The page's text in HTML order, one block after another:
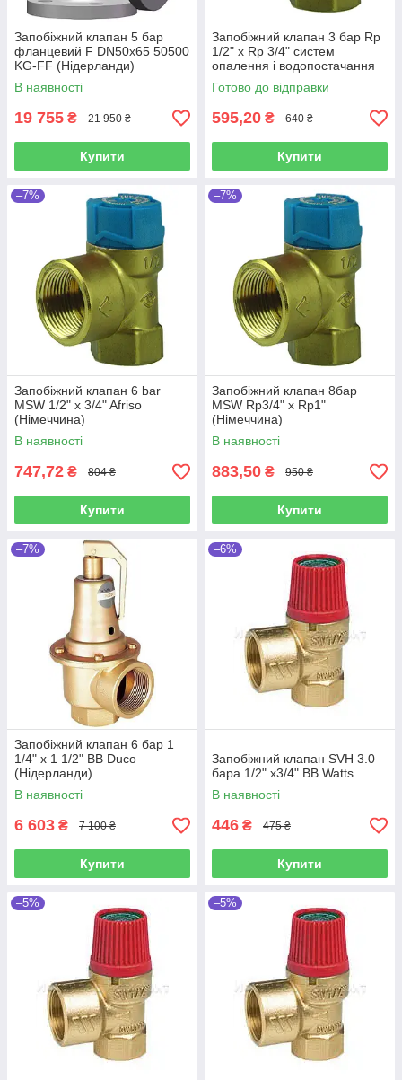
Запобіжний клапан 5 бар
фланцевий F DN50x65 50500
KG-FF (Нідерланди)
В наявності
19 755 ₴ 21 950 ₴
Купити
Запобіжний клапан 3 бар Rp
1/2" х Rp 3/4" систем
опалення і водопостачання
Afiso( Німеччина)
Готово до відправки
595,20 ₴ 640 ₴
Купити
–7%
Запобіжний клапан 6 bar
MSW 1/2" x 3/4" Afriso
(Німеччина)
В наявності
747,72 ₴ 804 ₴
Купити
–7%
Запобіжний клапан 8бар
MSW Rp3/4" х Rp1"
(Німеччина)
В наявності
883,50 ₴ 950 ₴
Купити
–7%
Запобіжний клапан 6 бар 1
1/4" х 1 1/2" ВВ Duco
(Нідерланди)
В наявності
6 603 ₴ 7 100 ₴
Купити
–6%
Запобіжний клапан SVH 3.0
бара 1/2" x3/4" ВВ Watts
В наявності
446 ₴ 475 ₴
Купити
–5% –5%